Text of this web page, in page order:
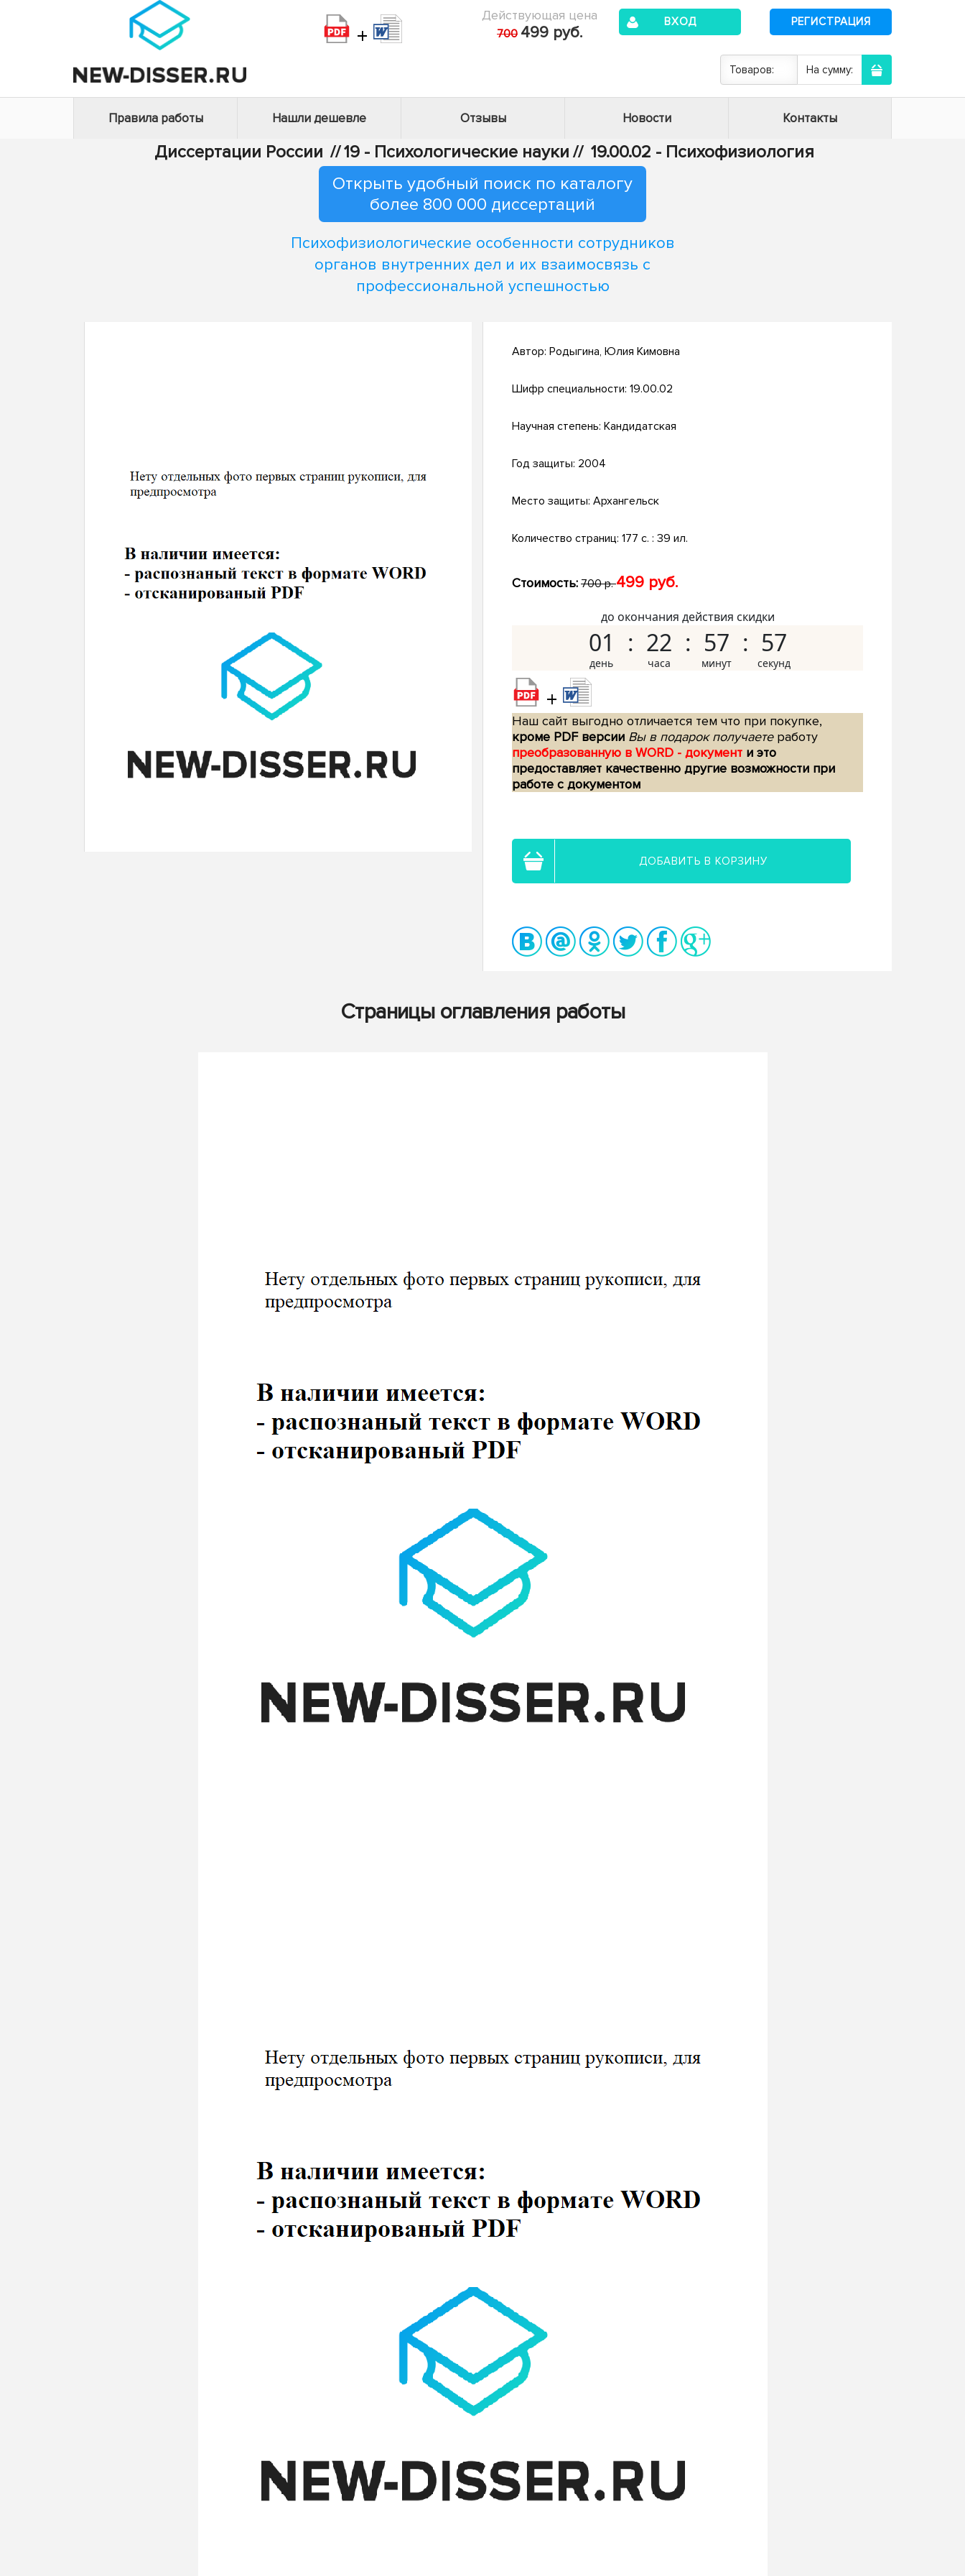
+
Действующая цена
700 499 руб.
ВХОД РЕГИСТРАЦИЯ
Товаров: На сумму:
Правила работы Нашли дешевле Отзывы Новости Контакты
Диссертации России //19 - Психологические науки // 19.00.02 - Психофизиология
Открыть удобный поиск по каталогу
более 800 000 диссертаций
Психофизиологические особенности сотрудников
органов внутренних дел и их взаимосвязь с
профессиональной успешностью
Автор: Родыгина, Юлия Кимовна
Шифр специальности: 19.00.02
Научная степень: Кандидатская
Год защиты: 2004
Место защиты: Архангельск
Количество страниц: 177 с. : 39 ил.
Стоимость: 700 р.499 руб.
до окончания действия скидки
01 22 57 56
+
Наш сайт выгодно отличается тем что при покупке,
кроме PDF версии Вы в подарок получаетеработу
преобразованную в WORD - документ и это
предоставляет качественно другие возможности при
работе с документом
ДОБАВИТЬ В КОРЗИНУ
Страницы оглавления работы